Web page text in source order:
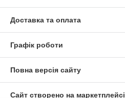
Доставка та оплата
Графік роботи
Повна версія сайту
Сайт створено на маркетплейсі